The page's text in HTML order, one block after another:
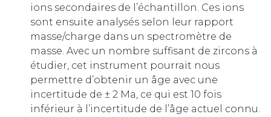
ions secondaires de l’échantillon. Ces ions
sont ensuite analysés selon leur rapport
masse/charge dans un spectromètre de
masse. Avec un nombre suffisant de zircons à
étudier, cet instrument pourrait nous
permettre d’obtenir un âge avec une
incertitude de ± 2 Ma, ce qui est 10 fois
inférieur à l’incertitude de l’âge actuel connu.